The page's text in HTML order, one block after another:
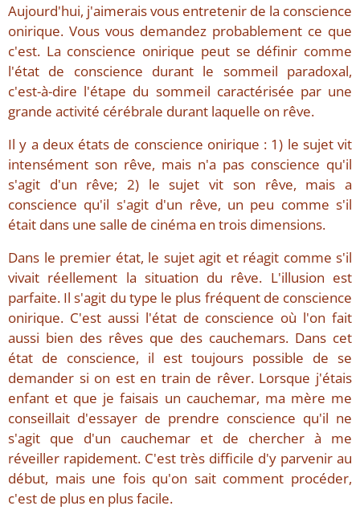
Aujourd'hui, j'aimerais vous entretenir de la conscience
onirique. Vous vous demandez probablement ce que
c'est. La conscience onirique peut se définir comme
l'état de conscience durant le sommeil paradoxal,
c'est-à-dire l'étape du sommeil caractérisée par une
grande activité cérébrale durant laquelle on rêve.
Il y a deux états de conscience onirique : 1) le sujet vit
intensément son rêve, mais n'a pas conscience qu'il
s'agit d'un rêve; 2) le sujet vit son rêve, mais a
conscience qu'il s'agit d'un rêve, un peu comme s'il
était dans une salle de cinéma en trois dimensions.
Dans le premier état, le sujet agit et réagit comme s'il
vivait réellement la situation du rêve. L'illusion est
parfaite. Il s'agit du type le plus fréquent de conscience
onirique. C'est aussi l'état de conscience où l'on fait
aussi bien des rêves que des cauchemars. Dans cet
état de conscience, il est toujours possible de se
demander si on est en train de rêver. Lorsque j'étais
enfant et que je faisais un cauchemar, ma mère me
conseillait d'essayer de prendre conscience qu'il ne
s'agit que d'un cauchemar et de chercher à me
réveiller rapidement. C'est très difficile d'y parvenir au
début, mais une fois qu'on sait comment procéder,
c'est de plus en plus facile.